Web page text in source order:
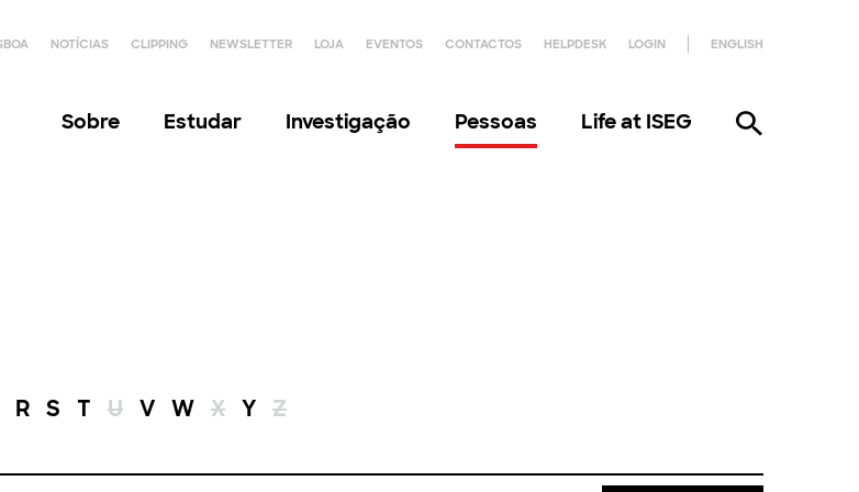
NOTÍCIAS CLIPPING NEWSLETTER LOJA EVENTOS CONTACTOS HELPDESK LOGIN ENGLISH
Sobre Estudar Investigação Pessoas Life at ISEG
R S T U V W X Y Z